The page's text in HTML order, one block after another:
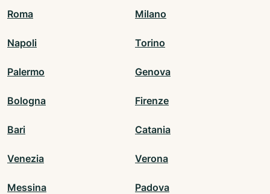
Roma Milano
Napoli Torino
Palermo Genova
Bologna Firenze
Bari Catania
Venezia Verona
Messina Padova